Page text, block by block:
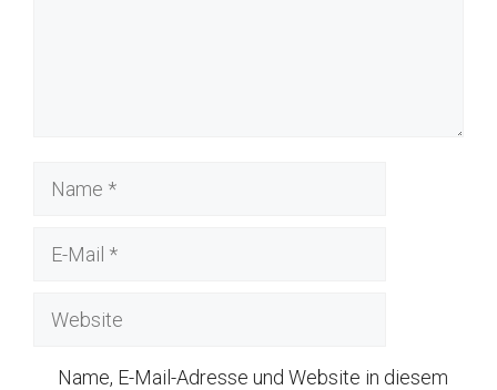
Name
Website
Name, E-Mail-Adresse und Website in diesem